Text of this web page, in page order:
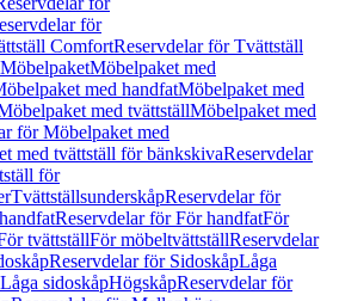
för
ComfortReservdelar för Tvättställ
MöbelpaketMöbelpaket med
med handfatMöbelpaket med
med tvättställMöbelpaket med
för Möbelpaket med
med tvättställ för bänkskivaReservdelar
för
TvättställsunderskåpReservdelar för
Reservdelar för För handfatFör
tvättställFör möbeltvättställReservdelar
Reservdelar för SidoskåpLåga
sidoskåpHögskåpReservdelar för